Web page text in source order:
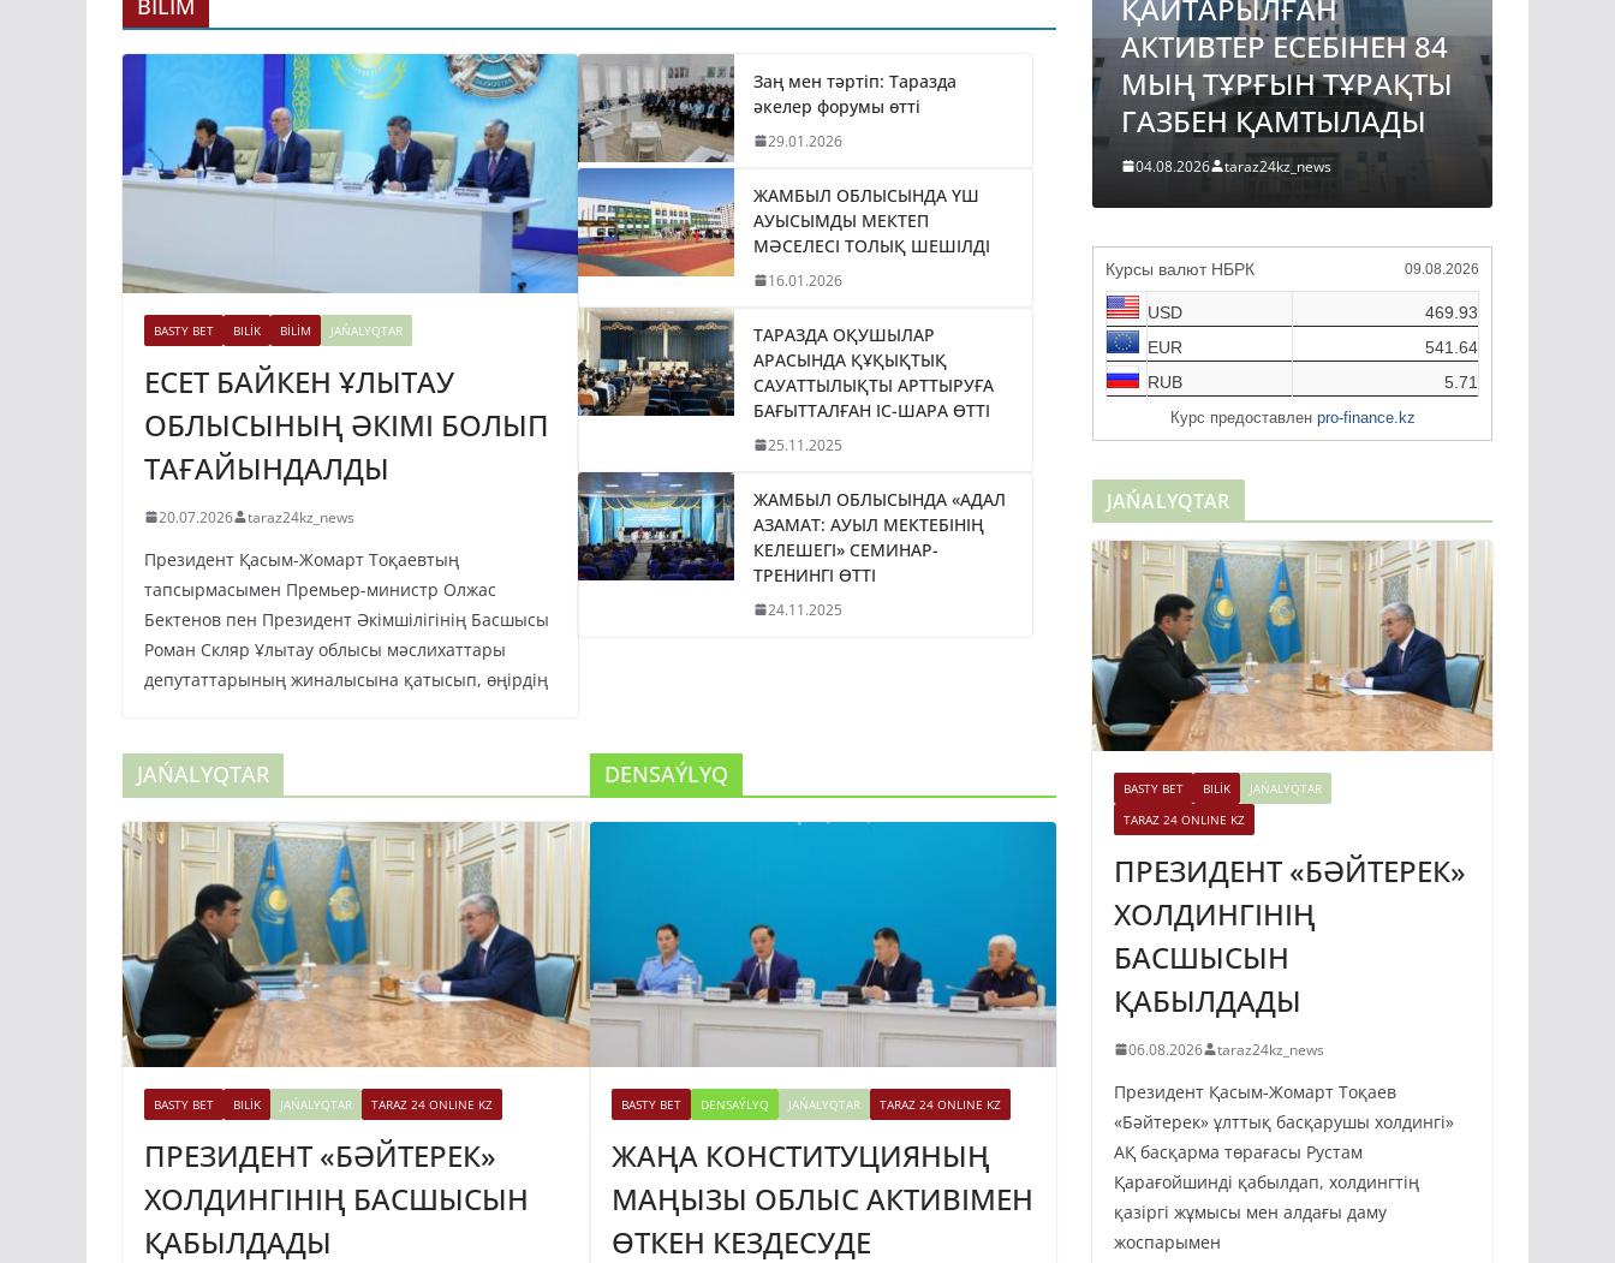
BASTY BET BILİK BİLİM JAŃALYQTAR
ЕСЕТ БАЙКЕН ҰЛЫТАУ
ОБЛЫСЫНЫҢ ӘКІМІ БОЛЫП
ТАҒАЙЫНДАЛДЫ
20.07.2026 taraz24kz_news
Президент Қасым-Жомарт Тоқаевтың
тапсырмасымен Премьер-министр Олжас
Бектенов пен Президент Әкімшілігінің Басшысы
Роман Скляр Ұлытау облысы мәслихаттары
депутаттарының жиналысына қатысып, өңірдің
Заң мен тәртіп: Таразда
әкелер форумы өтті
29.01.2026
ЖАМБЫЛ ОБЛЫСЫНДА ҮШ
АУЫСЫМДЫ МЕКТЕП
МӘСЕЛЕСІ ТОЛЫҚ ШЕШІЛДІ
16.01.2026
ТАРАЗДА ОҚУШЫЛАР
АРАСЫНДА ҚҰҚЫҚТЫҚ
САУАТТЫЛЫҚТЫ АРТТЫРУҒА
БАҒЫТТАЛҒАН ІС-ШАРА ӨТТІ
25.11.2025
ЖАМБЫЛ ОБЛЫСЫНДА «АДАЛ
АЗАМАТ: АУЫЛ МЕКТЕБІНІҢ
КЕЛЕШЕГІ» СЕМИНАР-
ТРЕНИНГІ ӨТТІ
24.11.2025
JAŃALYQTAR
BASTY BET BILİK JAŃALYQTAR TARAZ 24 ONLINE KZ
ПРЕЗИДЕНТ «БӘЙТЕРЕК»
ХОЛДИНГІНІҢ БАСШЫСЫН
ҚАБЫЛДАДЫ
DENSAÝLYQ
BASTY BET DENSAÝLYQ JAŃALYQTAR TARAZ 24 ONLINE KZ
ЖАҢА КОНСТИТУЦИЯНЫҢ
МАҢЫЗЫ ОБЛЫС АКТИВІМЕН
ӨТКЕН КЕЗДЕСУДЕ
ДАМЫТУДЫҢ 2035
ЖЫЛҒА ДЕЙІНГІ
ЖОСПАРЫ БЕКІТІЛДІ
31.07.2026 taraz24kz_news
ХОЛДИНГІНІҢ
БАСШЫСЫН
ҚАБЫЛДАДЫ
ҚАЙТАРЫЛҒАН
АКТИВТЕР ЕСЕБІНЕН 84
МЫҢ ТҰРҒЫН ТҰРАҚТЫ
ГАЗБЕН ҚАМТЫЛАДЫ
04.08.2026 taraz24kz_news
Курсы валют НБРК 09.08.2026
USD
469.93
EUR
541.64
RUB
5.71
Курс предоставлен pro-finance.kz
JAŃALYQTAR
BASTY BET BILİK
JAŃALYQTAR
TARAZ 24 ONLINE KZ
ПРЕЗИДЕНТ «БӘЙТЕРЕК»
ХОЛДИНГІНІҢ
БАСШЫСЫН
ҚАБЫЛДАДЫ
06.08.2026 taraz24kz_news
Президент Қасым-Жомарт Тоқаев
«Бәйтерек» ұлттық басқарушы холдингі»
АҚ басқарма төрағасы Рустам
Қарағойшинді қабылдап, холдингтің
қазіргі жұмысы мен алдағы даму
жоспарымен